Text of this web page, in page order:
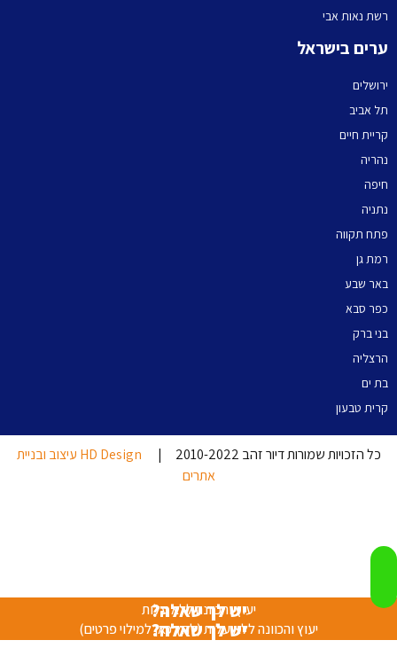
רשת נאות אבי
ערים בישראל
ירושלים
תל אביב
קריית חיים
נהריה
חיפה
נתניה
פתח תקווה
רמת גן
באר שבע
כפר סבא
בני ברק
הרצליה
בת ים
קרית טבעון
כל הזכויות שמורות דיור זהב 2010-2022 |
HD Design עיצוב ובניית
אתרים
יש לך שאלה?
יעוץ והכוונה ללא עלות
יש לך שאלה?
יעוץ והכוונה ללא עלות (לחץ כאן למילוי פרטים)